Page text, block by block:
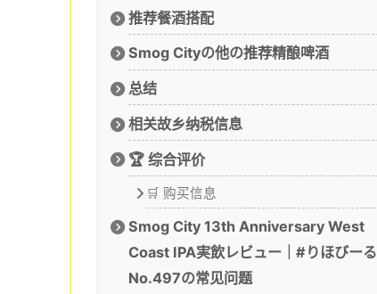
推荐餐酒搭配
Smog Cityの他の推荐精酿啤酒
总结
相关故乡纳税信息
🏆 综合评价
🛒 购买信息
Smog City 13th Anniversary West
Coast IPA実飲レビュー｜#りほびーる
No.497の常见问题